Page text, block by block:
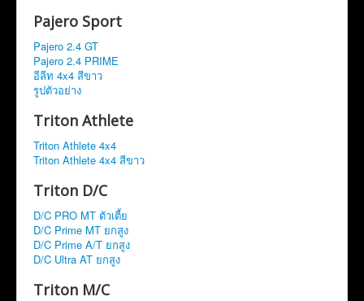
Pajero Sport
Pajero 2.4 GT
Pajero 2.4 PRIME
อีลีท 4x4 สีขาว
รูปตัวอย่าง
Triton Athlete
Triton Athlete 4x4
Triton Athlete 4x4 สีขาว
Triton D/C
D/C PRO MT ตัวเตี้ย
D/C Prime MT ยกสูง
D/C Prime A/T ยกสูง
D/C Ultra AT ยกสูง
Triton M/C